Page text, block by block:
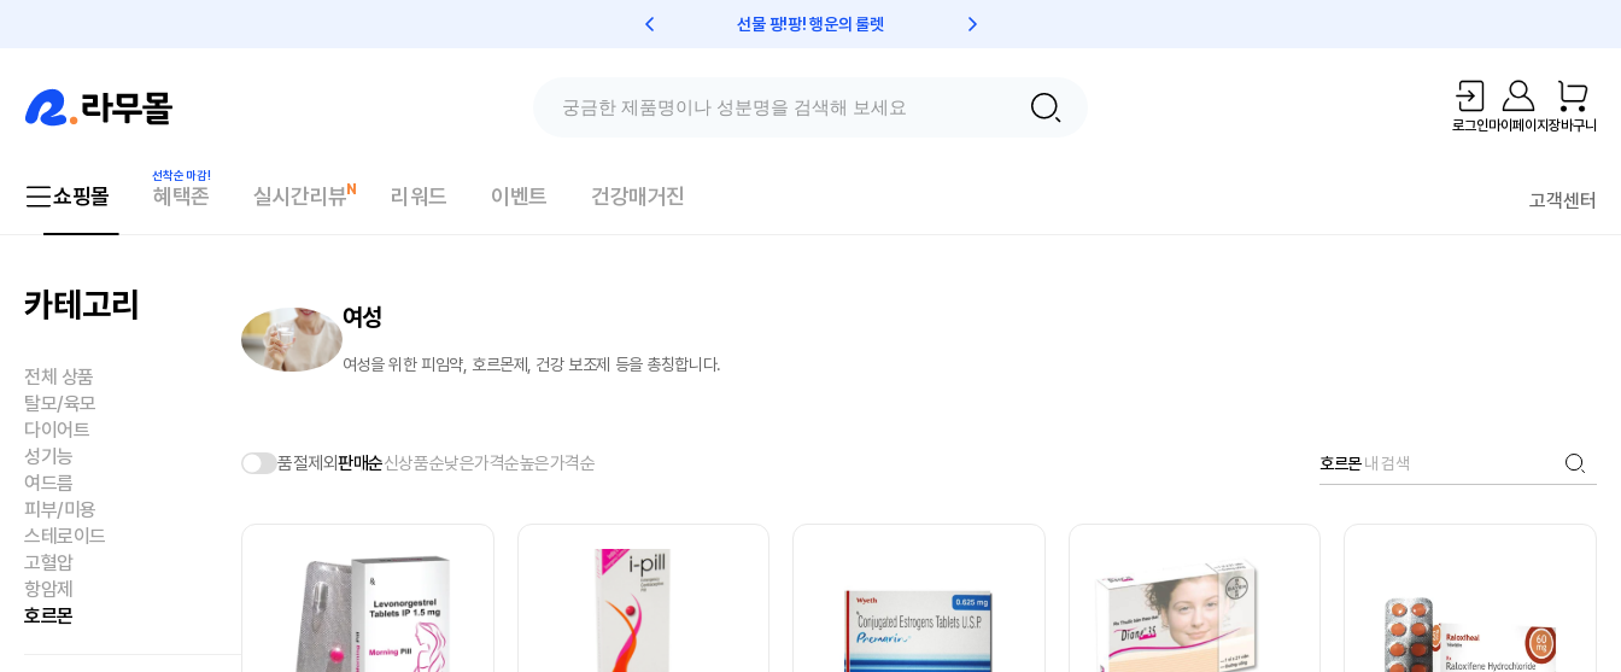
선물 팡!팡! 행운의 룰렛
로그인마이페이지장바구니
쇼핑몰 혜택존 실시간리뷰 리워드 이벤트 건강매거진 고객센터
카테고리
전체 상품
탈모/육모
다이어트
성기능
여드름
피부/미용
스테로이드
고혈압
항암제
호르몬
여성
여성을 위한 피임약, 호르몬제, 건강 보조제 등을 총칭합니다.
품절제외판매순신상품순낮은가격순높은가격순 호르몬내 검색